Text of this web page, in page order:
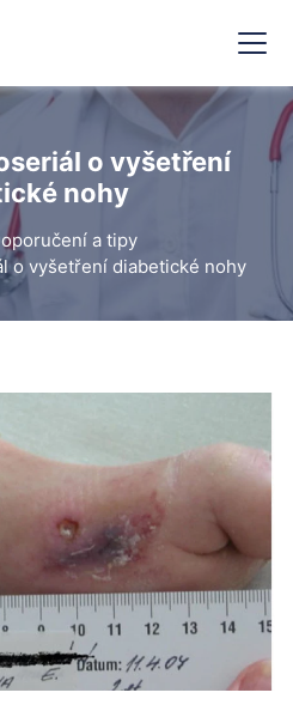
o vyšetření
nohy
a tipy
o vyšetření diabetické nohy